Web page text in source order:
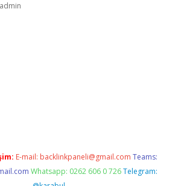
admin
E-mail: backlinkpaneli@gmail.com Teams:
Whatsapp: 0262 606 0 726 Telegram: